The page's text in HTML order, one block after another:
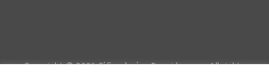
Copyright © 2026Είδη αλιείας Poseidwnn.gr. All rights